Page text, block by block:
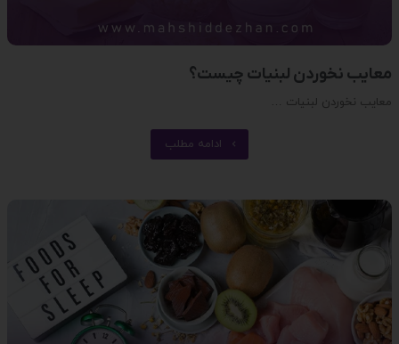
معایب نخوردن لبنیات چیست؟
معایب نخوردن لبنیات …
ادامه مطلب